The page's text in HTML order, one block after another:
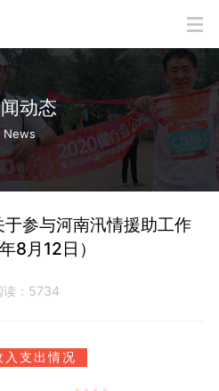
动态
News
参与河南汛情援助工作
8月12日）
读：5734
入支出情况